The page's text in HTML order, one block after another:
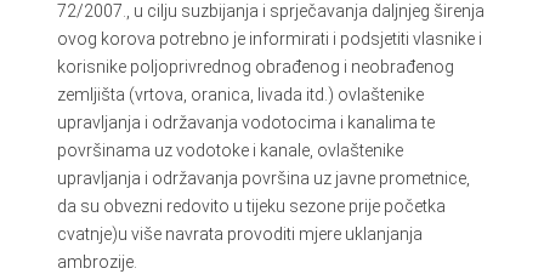
72/2007., u cilju suzbijanja i sprječavanja daljnjeg širenja
ovog korova potrebno je informirati i podsjetiti vlasnike i
korisnike poljoprivrednog obrađenog i neobrađenog
zemljišta (vrtova, oranica, livada itd.) ovlaštenike
upravljanja i održavanja vodotocima i kanalima te
površinama uz vodotoke i kanale, ovlaštenike
upravljanja i održavanja površina uz javne prometnice,
da su obvezni redovito u tijeku sezone prije početka
cvatnje)u više navrata provoditi mjere uklanjanja
ambrozije.